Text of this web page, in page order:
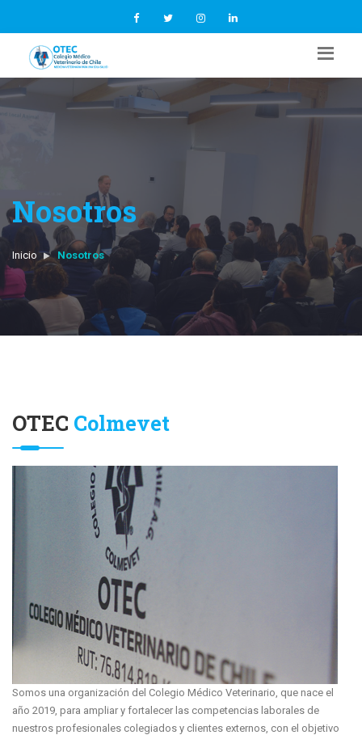
Nosotros
Inicio Nosotros
OTEC Colmevet
Somos una organización del Colegio Médico Veterinario, que nace el
año 2019, para ampliar y fortalecer las competencias laborales de
nuestros profesionales colegiados y clientes externos, con el objetivo